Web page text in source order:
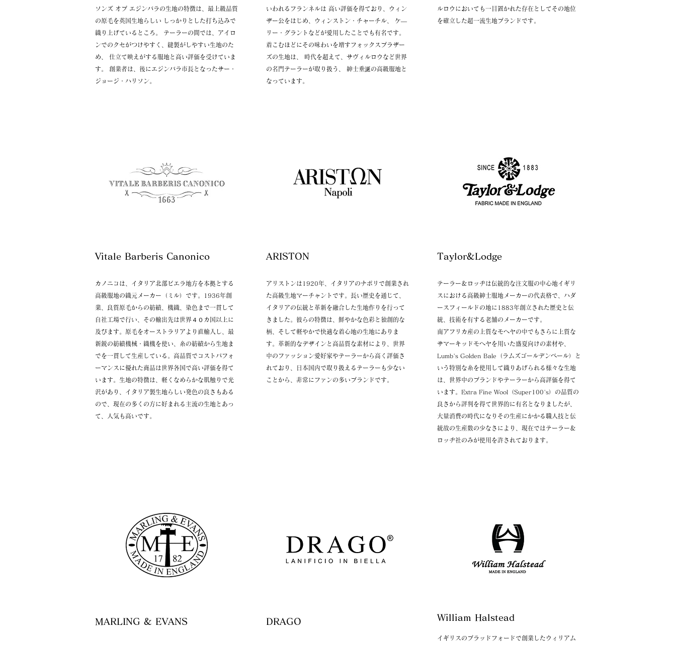
ソンズ オブ エジンバラの生地の特徴は、最上級品質
の原毛を英国生地らしい しっかりとした打ち込みで
織り上げているところ。 テーラーの間では、アイロ
ンでのクセがつけやすく、縫製がしやすい生地のた
め、 仕立て映えがする服地と高い評価を受けていま
す。 創業者は、後にエジンバラ市長となったサー・
ジョージ・ハリソン。
いわれるフランネルは 高い評価を得ており、ウィン
ザー公をはじめ、ウィンストン・チャーチル、 ケ―
リー・グラントなどが愛用したことでも有名です。
着こむほどにその味わいを増すフォックスブラザー
ズの生地は、 時代を超えて、サヴィルロウなど世界
の名門テーラーが取り扱う、 紳士垂涎の高級服地と
なっています。
ルロウにおいても一目置かれた存在としてその地位
を確立した超一流生地ブランドです。
Vitale Barberis Canonico
カノニコは、イタリア北部ビエラ地方を本拠とする
高級服地の織元メーカー（ミル）です。1936年創
業、良質原毛からの紡績、機織、染色まで一貫して
自社工場で行い、その輸出先は世界４０カ国以上に
及びます。原毛をオーストラリアより直輸入し、最
新鋭の紡績機械・織機を使い、糸の紡績から生地ま
でを一貫して生産している。高品質でコストパフォ
ーマンスに優れた商品は世界各国で高い評価を得て
います。生地の特徴は、軽くなめらかな肌触りで光
沢があり、イタリア製生地らしい発色の良さもある
ので、現在の多くの方に好まれる主流の生地とあっ
て、人気も高いです。
​ARISTON
アリストンは1920年、イタリアのナポリ で創業され
た高級生地マーチャントです。長い歴史を通じて、
イタリアの伝統と革新を融合した生地作りを行って
きました。彼らの特徴は、鮮やかな色彩と独創的な
柄、そして軽やかで快適な着心地の生地にありま
す。革新的なデザインと高品質な素材により、世界
中のファッション愛好家やテーラーから高く評価さ
れており、日本国内で取 り扱えるテーラーも少ない
ことから、非常にファンの多いブランドです。
​Taylor&Lodge
テーラー＆ロッヂは伝統的な注文服の中心地イギリ
スにおける高級紳士服地メーカーの代表格で、ハダ
ースフィールドの地に1883年創立された歴史と伝
統、技術を有する老舗のメーカーです。
南アフリカ産の上質なモヘヤの中でもさらに上質な
サマーキッドモヘヤを用いた盛夏向けの素材や、
Lumb's Golden Bale（ラムズゴールデンベール）と
いう特別な糸を使用して織りあげられる様々な生地
は、世界中のブランドやテーラーから高評価を得て
います。Extra Fine Wool（Super100's）の品質の
良さから評判を得て世界的に有名となりましたが、
大量消費の時代になりその生産にかかる職人技と伝
統故の生産数の少なさにより、現在ではテーラー＆
ロッヂ社のみが使用を許されております。
MARLING & EVANS ​DRAGO ​William Halstead
イギリスのブラッドフォードで創業したウィリアム